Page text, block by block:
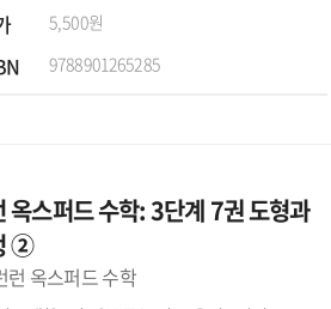
5,500원
9788901265285
옥스퍼드 수학: 3단계 7권 도형과
②
런 옥스퍼드 수학